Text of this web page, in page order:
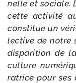
nelle et sociale.
cette acti­vi­té
consti­tue un
lec­tive de notre
dis­pa­ri­tion de
culture
ra­trice pour ses